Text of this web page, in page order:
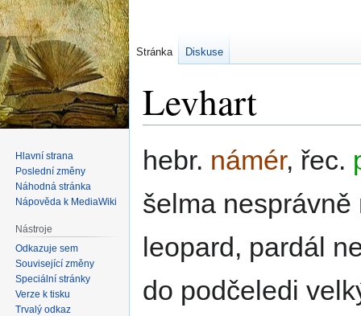
Levhart
Skočit
na
Skočit
nahebr. námér, řec.
šelma
leopard, pardál
do podčeledi
Stránka Diskuse
Hlavní strana
Poslední změny
Náhodná stránka
Nápověda k MediaWiki
Nástroje
Odkazuje sem
Související změny
Speciální stránky
Verze k tisku
Trvalý odkaz